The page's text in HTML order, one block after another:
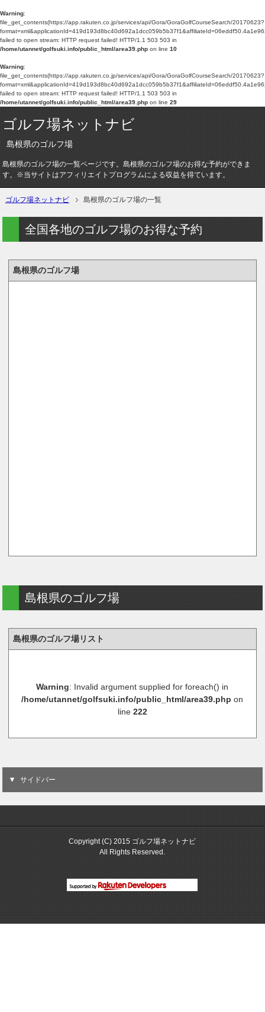
Warning:
file_get_contents(https://app.rakuten.co.jp/services/api/Gora/GoraGolfCourseSearch/20170623?
failed to open stream: HTTP request failed! HTTP/1.1 503 503 in
/home/utannet/golfsuki.info/public_html/area39.php on line 10
Warning:
file_get_contents(https://app.rakuten.co.jp/services/api/Gora/GoraGolfCourseSearch/20170623?
failed to open stream: HTTP request failed! HTTP/1.1 503 503 in
/home/utannet/golfsuki.info/public_html/area39.php on line 29
ゴルフ場ネットナビ
島根県のゴルフ場
島根県のゴルフ場の一覧ページです。島根県のゴルフ場のお得な予約ができま
す。※当サイトはアフィリエイトプログラムによる収益を得ています。
ゴルフ場ネットナビ 島根県のゴルフ場の一覧
全国各地のゴルフ場のお得な予約
島根県のゴルフ場
島根県のゴルフ場
島根県のゴルフ場リスト
Warning: Invalid argument supplied for foreach() in
/home/utannet/golfsuki.info/public_html/area39.php on
line 222
サイドバー
Copyright (C) 2015 ゴルフ場ネットナビ
All Rights Reserved.